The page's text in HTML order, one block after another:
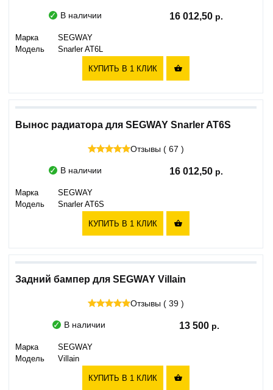
В наличии 16 012,50
Марка
SEGWAY
Модель
Snarler AT6L
КУПИТЬ В 1 КЛИК 
Вынос радиатора для SEGWAY Snarler AT6S
Отзывы ( 67 )
В наличии 16 012,50
Марка
SEGWAY
Модель
Snarler AT6S
КУПИТЬ В 1 КЛИК 
Задний бампер для SEGWAY Villain
Отзывы ( 39 )
В наличии 13 500
Марка
SEGWAY
Модель
Villain
КУПИТЬ В 1 КЛИК 